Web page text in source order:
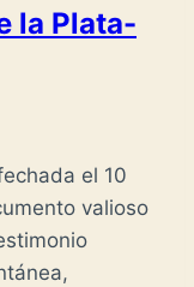
la Plata-
el 10
valioso